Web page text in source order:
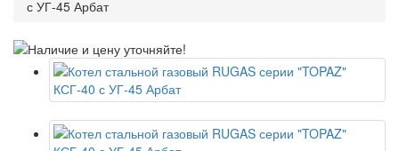
с УГ-45 Арбат